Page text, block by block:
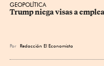
GEOPOLÍTICA
Trump niega visas a
Por Redacción El Economista